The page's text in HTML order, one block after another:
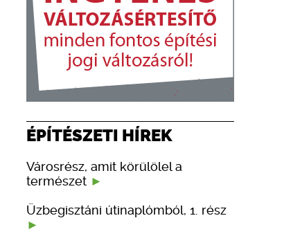
ÉPÍTÉSZETI HÍREK
Városrész, amit körülölel a
természet
Üzbegisztáni útinaplómból, 1. rész